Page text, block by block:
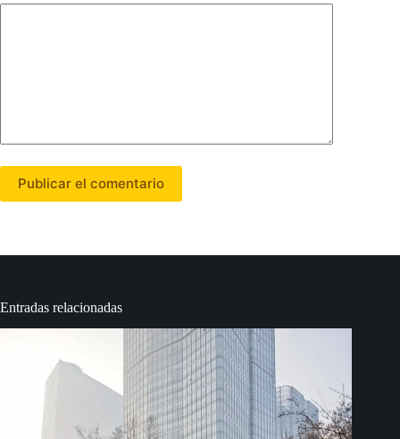
Publicar el comentario
Entradas relacionadas